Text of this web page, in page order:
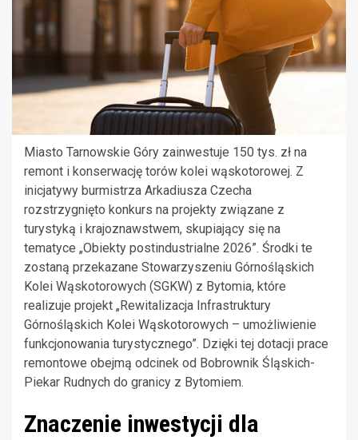
Miasto Tarnowskie Góry zainwestuje 150 tys. zł na
remont i konserwację torów kolei wąskotorowej. Z
inicjatywy burmistrza Arkadiusza Czecha
rozstrzygnięto konkurs na projekty związane z
turystyką i krajoznawstwem, skupiający się na
tematyce „Obiekty postindustrialne 2026”. Środki te
zostaną przekazane Stowarzyszeniu Górnośląskich
Kolei Wąskotorowych (SGKW) z Bytomia, które
realizuje projekt „Rewitalizacja Infrastruktury
Górnośląskich Kolei Wąskotorowych – umożliwienie
funkcjonowania turystycznego”. Dzięki tej dotacji prace
remontowe obejmą odcinek od Bobrownik Śląskich-
Piekar Rudnych do granicy z Bytomiem.
Znaczenie inwestycji dla